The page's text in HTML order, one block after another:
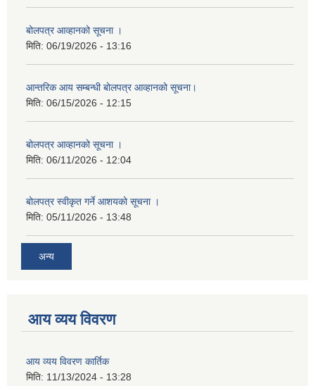
बोलपत्र आव्हानको सूचना ।
मिति: 06/19/2026 - 13:16
आन्तरिक आय सम्बन्धी बोलपत्र आव्हानको सूचना।
मिति: 06/15/2026 - 12:15
बोलपत्र आव्हानको सूचना ।
मिति: 06/11/2026 - 12:04
बोलपत्र स्वीकृत गर्ने आशयको सूचना ।
मिति: 05/11/2026 - 13:48
अन्य
आय व्यय विवरण
आय व्यय विवरण कार्तिक
मिति: 11/13/2024 - 13:28